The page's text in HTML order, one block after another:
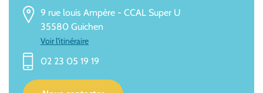
9 rue louis Ampère - CCAL Super U
35580 Guichen
Voir l'itinéraire
02 23 05 19 19